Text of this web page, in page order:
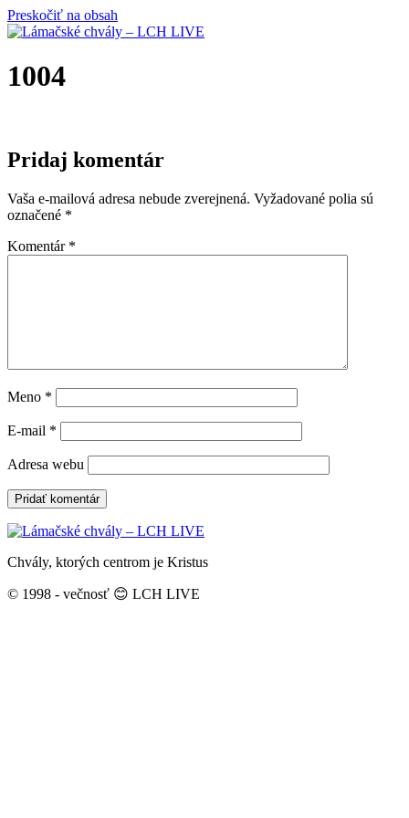
Preskočiť na obsah
1004
Pridaj komentár
Vaša e-mailová adresa nebude zverejnená. Vyžadované polia sú
označené *
Komentár *
Meno *
E-mail *
Adresa webu
Chvály, ktorých centrom je Kristus
© 1998 - večnosť 😊 LCH LIVE